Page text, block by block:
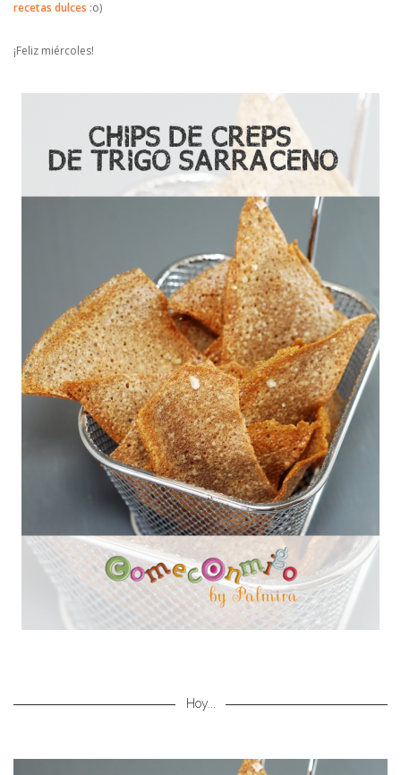
recetas dulces :o)
¡Feliz miércoles!
Hoy...